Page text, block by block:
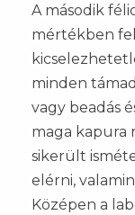
A második
mértékben
minden
vagy beadás
maga kapura
sikerült
elérni,
Középen a